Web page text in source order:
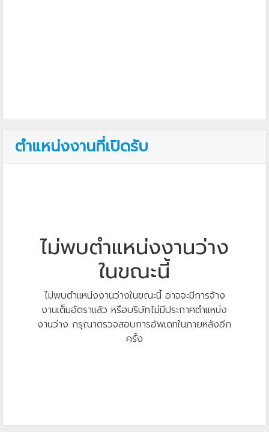
ตำแหน่งงานที่เปิดรับ
ไม่พบตำแหน่งงานว่าง
ในขณะนี้
ไม่พบตำแหน่งงานว่างในขณะนี้ อาจจะมีการจ้าง
งานเต็มอัตราแล้ว หรือบริษัทไม่มีประกาศตำแหน่ง
งานว่าง กรุณาตรวจสอบการอัพเดทในภายหลังอีก
ครั้ง